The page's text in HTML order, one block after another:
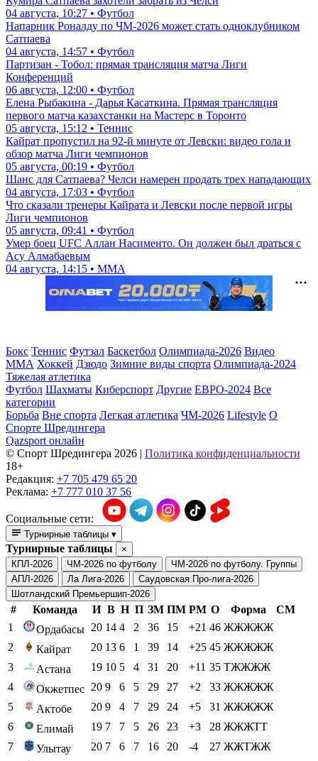
04 августа, 10:27 • Футбол
Напарник Роналду по ЧМ-2026 может стать одноклубником
Сатпаева
04 августа, 14:57 • Футбол
Партизан - Тобол: прямая трансляция матча Лиги
Конференций
06 августа, 12:00 • Футбол
Елена Рыбакина - Дарья Касаткина. Прямая трансляция
первого матча казахстанки на Мастерс в Торонто
05 августа, 15:12 • Теннис
Кайрат пропустил на 92-й минуте от Левски: видео гола и
обзор матча Лиги чемпионов
05 августа, 00:19 • Футбол
Шанс для Сатпаева? Челси намерен продать трех нападающих
04 августа, 17:03 • Футбол
Что сказали тренеры Кайрата и Левски после первой игры
Лиги чемпионов
05 августа, 09:41 • Футбол
Умер боец UFC Аллан Насименто. Он должен был драться с
Асу Алмабаевым
04 августа, 14:15 • ММА
Бокс Теннис Футзал Баскетбол Олимпиада-2026 Видео
ММА Хоккей Дзюдо Зимние виды спорта Олимпиада-2024
Тяжелая атлетика
Футбол Шахматы Киберспорт Другие ЕВРО-2024 Все
категории
Борьба Вне спорта Легкая атлетика ЧМ-2026 Lifestyle О
Спорте Шредингера
Qazsport онлайн
© Cпорт Шредингера 2026 | Политика конфиденциальности
18+
Редакция: +7 705 479 65 20
Реклама: +7 777 010 37 56
Социальные сети:
Турнирные таблицы ▾
Турнирные таблицы
×
КПЛ-2026
ЧМ-2026 по футболу
ЧМ-2026 по футболу. Группы
АПЛ-2026
Ла Лига-2026
Саудовская Про-лига-2026
Шотландский Премьершип-2026
# Команда И В Н П ЗМ ПМ РМ О Форма
СМ
1
Ордабасы 20 14 4 2 36 15 +21 46 ЖЖЖЖЖ
2
Кайрат 20 13 6 1 39 14 +25 45 ЖЖЖЖЖ
3
Астана 19 10 5 4 31 20 +11 35 ТЖЖЖЖ
4
Окжетпес 20 9 6 5 29 27 +2 33 ЖЖЖЖЖ
5
Актобе 20 9 4 7 29 24 +5 31 ЖЖЖЖЖ
6
Елимай 19 7 7 5 26 23 +3 28 ЖЖЖТТ
7
Улытау 20 7 6 7 16 20 -4 27 ЖЖТЖЖ